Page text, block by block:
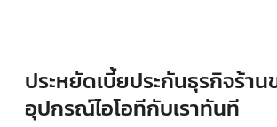
ประหยัดเบี้ยประกันธุรกิจร้าน
อุปกรณ์ไอโอทีกับเราทันที